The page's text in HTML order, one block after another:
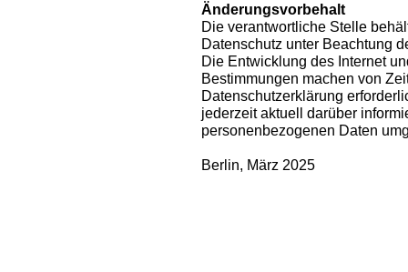
Änderungsvorbehalt
Die verantwortliche Stelle
Datenschutz unter Beachtung
Die Entwicklung des Internet
Bestimmungen machen von
Datenschutzerklärung
jederzeit aktuell darüber
personenbezogenen Daten
Berlin, März 2025